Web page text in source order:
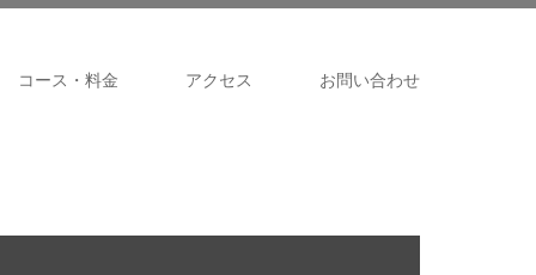
コース・料金 アクセス お問い合わせ